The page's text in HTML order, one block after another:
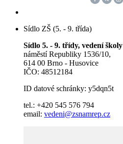
Sídlo ZŠ (5. - 9. třída)
Sídlo 5. - 9. třídy, vedení školy
náměstí Republiky 1536/10,
614 00 Brno - Husovice
IČO: 48512184
ID datové schránky: y5dqn5t
tel.: +420 545 576 794
email: vedeni@zsnamrep.cz